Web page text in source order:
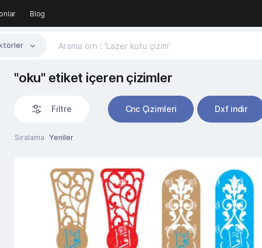
Blog
"oku" etiket içeren çizimler
Filtre Cnc Çizimleri Dxf indir
Sıralama Yeniler